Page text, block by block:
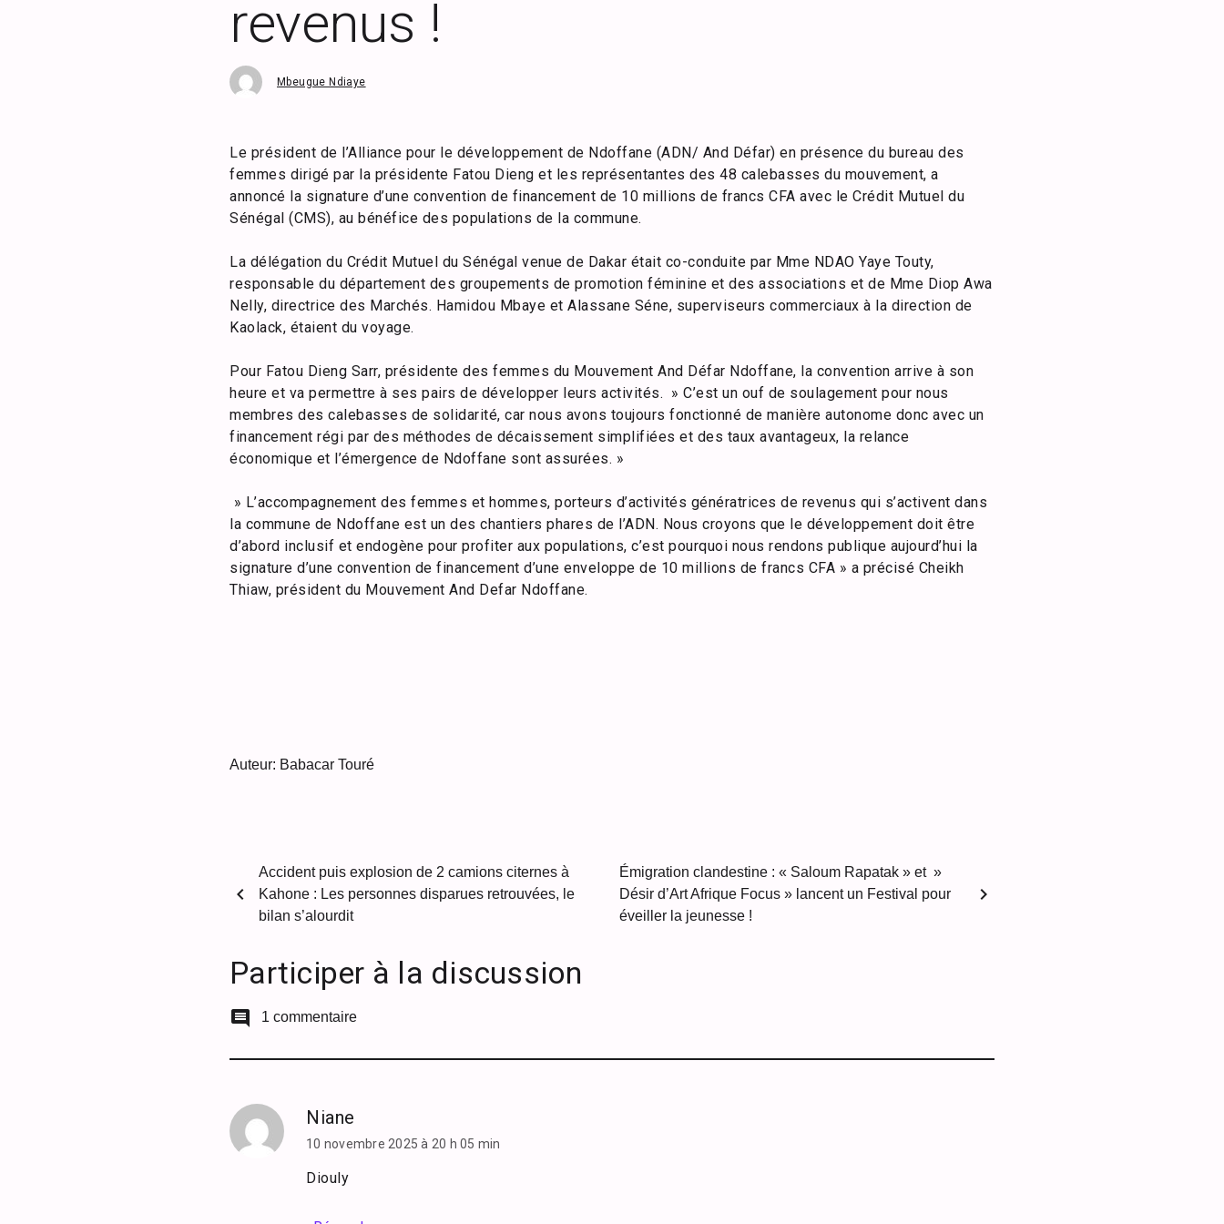
revenus !
Mbeugue Ndiaye
Le président de l’Alliance pour le développement de Ndoffane (ADN/ And Défar) en présence du bureau des
femmes dirigé par la présidente Fatou Dieng et les représentantes des 48 calebasses du mouvement, a
annoncé la signature d’une convention de financement de 10 millions de francs CFA avec le Crédit Mutuel du
Sénégal (CMS), au bénéfice des populations de la commune.
La délégation du Crédit Mutuel du Sénégal venue de Dakar était co-conduite par Mme NDAO Yaye Touty,
responsable du département des groupements de promotion féminine et des associations et de Mme Diop Awa
Nelly, directrice des Marchés. Hamidou Mbaye et Alassane Séne, superviseurs commerciaux à la direction de
Kaolack, étaient du voyage.
Pour Fatou Dieng Sarr, présidente des femmes du Mouvement And Défar Ndoffane, la convention arrive à son
heure et va permettre à ses pairs de développer leurs activités. » C’est un ouf de soulagement pour nous
membres des calebasses de solidarité, car nous avons toujours fonctionné de manière autonome donc avec un
financement régi par des méthodes de décaissement simplifiées et des taux avantageux, la relance
économique et l’émergence de Ndoffane sont assurées. »
» L’accompagnement des femmes et hommes, porteurs d’activités génératrices de revenus qui s’activent dans
la commune de Ndoffane est un des chantiers phares de l’ADN. Nous croyons que le développement doit être
d’abord inclusif et endogène pour profiter aux populations, c’est pourquoi nous rendons publique aujourd’hui la
signature d’une convention de financement d’une enveloppe de 10 millions de francs CFA » a précisé Cheikh
Thiaw, président du Mouvement And Defar Ndoffane.
Auteur: Babacar Touré
chevron_left
Accident puis explosion de 2 camions citernes à
Kahone : Les personnes disparues retrouvées, le
bilan s’alourdit
Émigration clandestine : « Saloum Rapatak » et »
Désir d’Art Afrique Focus » lancent un Festival pour
éveiller la jeunesse !
chevron_right
Participer à la discussion
comment 1 commentaire
Niane
10 novembre 2025 à 20 h 05 min
Diouly